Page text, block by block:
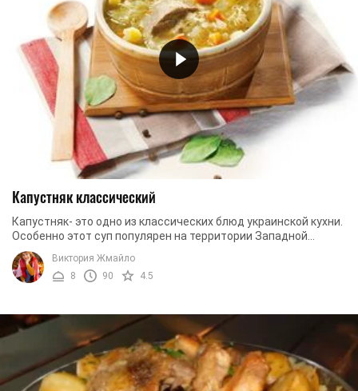
Капустняк классический
Капустняк- это одно из классических блюд украинской кухни.
Особенно этот суп популярен на территории Западной
Украины. Капустняк имеет насыщенный ...
Виктория Жмайло
8
90 4.5